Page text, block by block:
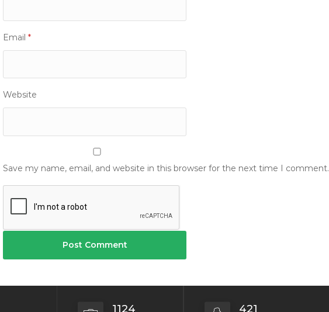
Email *
Website
Save my name, email, and website in this browser for the next time I comment.
1124 421